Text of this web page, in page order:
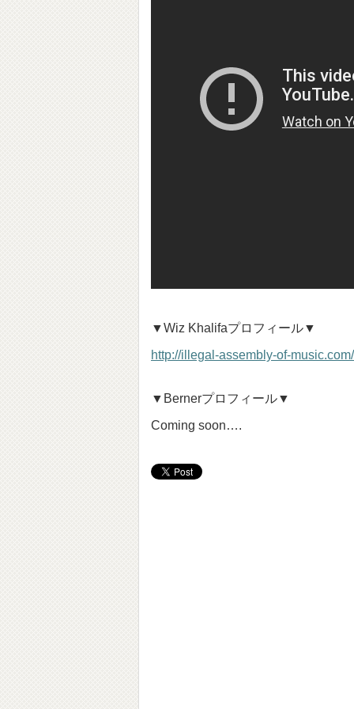
▼Wiz Khalifaプロフィール▼
http://illegal-assembly-of-
▼Bernerプロフィール▼
Coming soon….